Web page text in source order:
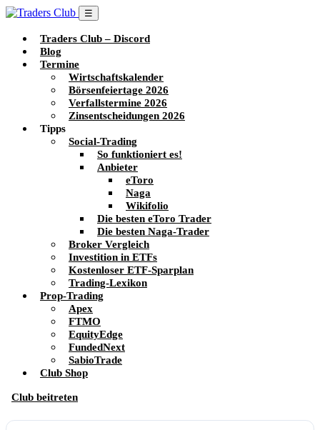
☰
Traders Club – Discord
Blog
Termine
Wirtschaftskalender
Börsenfeiertage 2026
Verfallstermine 2026
Zinsentscheidungen 2026
Tipps
Social-Trading
So funktioniert es!
Anbieter
eToro
Naga
Wikifolio
Die besten eToro Trader
Die besten Naga-Trader
Broker Vergleich
Investition in ETFs
Kostenloser ETF-Sparplan
Trading-Lexikon
Prop-Trading
Apex
FTMO
EquityEdge
FundedNext
SabioTrade
Club Shop
Club beitreten